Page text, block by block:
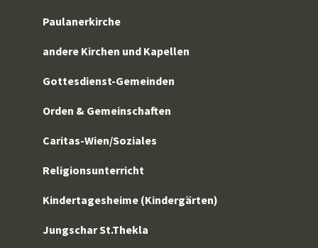
Paulanerkirche
andere Kirchen und Kapellen
Gottesdienst-Gemeinden
Orden & Gemeinschaften
Caritas-Wien/Soziales
Religionsunterricht
Kindertagesheime (Kindergärten)
Jungschar St.Thekla